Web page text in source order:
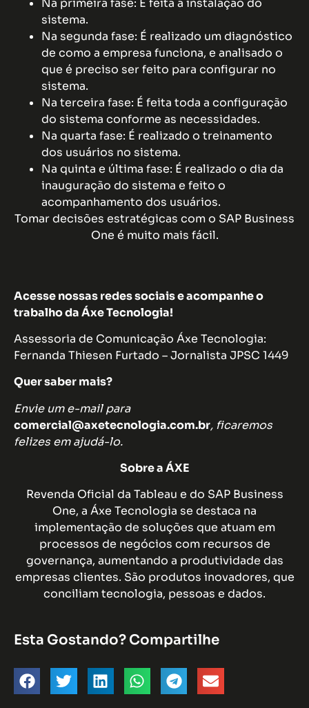
Na primeira fase: É feita a instalação do
sistema.
Na segunda fase: É realizado um diagnóstico
de como a empresa funciona, e analisado o
que é preciso ser feito para configurar no
sistema.
Na terceira fase: É feita toda a configuração
do sistema conforme as necessidades.
Na quarta fase: É realizado o treinamento
dos usuários no sistema.
Na quinta e última fase: É realizado o dia da
inauguração do sistema e feito o
acompanhamento dos usuários.
Tomar decisões estratégicas com o SAP Business
One é muito mais fácil.
Acesse nossas redes sociais e acompanhe o
trabalho da Áxe Tecnologia!
Assessoria de Comunicação Áxe Tecnologia:
Fernanda Thiesen Furtado – Jornalista JPSC 1449
Quer saber mais?
Envie um e-mail para
comercial@axetecnologia.com.br, ficaremos
felizes em ajudá-lo.
Sobre a ÁXE
Revenda Oficial da Tableau e do SAP Business
One, a Áxe Tecnologia se destaca na
implementação de soluções que atuam em
processos de negócios com recursos de
governança, aumentando a produtividade das
empresas clientes. São produtos inovadores, que
conciliam tecnologia, pessoas e dados.
Esta Gostando? Compartilhe